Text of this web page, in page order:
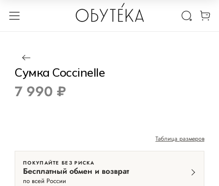
1 / 9
Сумка Coccinelle
7 990 ₽
Таблица размеров
ПОКУПАЙТЕ БЕЗ РИСКА
Бесплатный обмен и возврат
по всей России